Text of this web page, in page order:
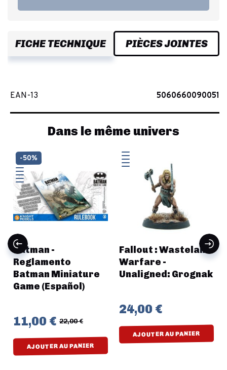
FICHE TECHNIQUE PIÈCES JOINTES
EAN-13 5060660090051
Dans le même univers
Batman -
Reglamento
Batman Miniature
Game (Español)
11,00 € 22,00 €
AJOUTER AU PANIER
-50%
Fallout : Wasteland
Warfare -
Unaligned: Grognak
24,00 €
AJOUTER AU PANIER